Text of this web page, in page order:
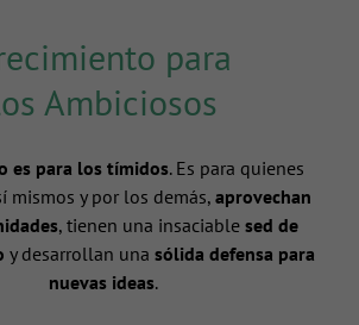
para
Ambiciosos
es para los tímidos. Es para quienes
mismos y por los demás, aprovechan
, tienen una insaciable sed de
y desarrollan una sólida defensa para
nuevas ideas.